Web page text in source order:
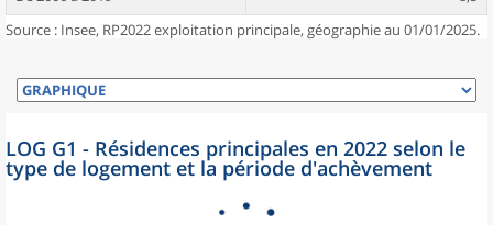
Source : Insee, RP2022 exploitation principale, géographie au 01/01/2025.
LOG G1 - Résidences principales en 2022 selon le
type de logement et la période d'achèvement